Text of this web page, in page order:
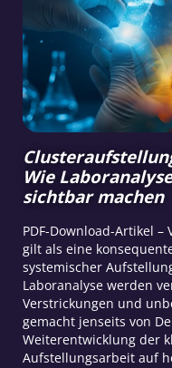
Wie
sichtbar machen
PDF-Download-Artikel
gilt als eine
systemischer
Laboranalyse werden
Verstrickungen und
gemacht jenseits von
Weiterentwicklung der
Aufstellungsarbeit auf